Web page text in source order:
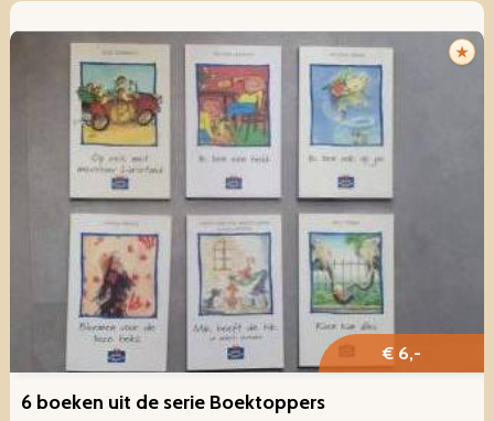
★
€ 6,-
6 boeken uit de serie Boektoppers